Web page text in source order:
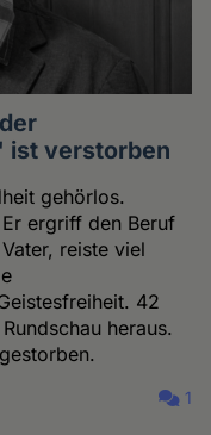
ist verstorben
gehörlos.
ergriff den Beruf
reiste viel
42
heraus.
1